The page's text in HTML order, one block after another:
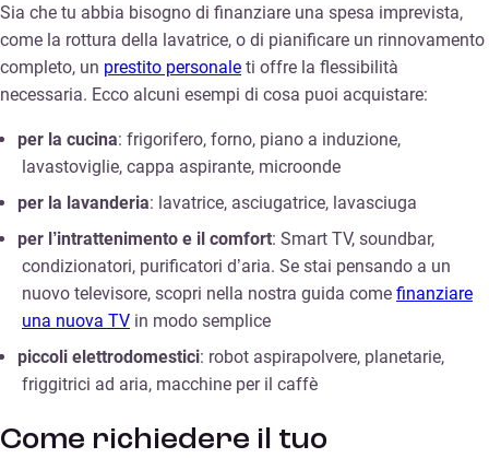
Sia che tu abbia bisogno di finanziare una spesa imprevista,
come la rottura della lavatrice, o di pianificare un rinnovamento
completo, un prestito personale ti offre la flessibilità
necessaria. Ecco alcuni esempi di cosa puoi acquistare:
per la cucina: frigorifero, forno, piano a induzione,
lavastoviglie, cappa aspirante, microonde
per la lavanderia: lavatrice, asciugatrice, lavasciuga
per l’intrattenimento e il comfort: Smart TV, soundbar,
condizionatori, purificatori d’aria. Se stai pensando a un
nuovo televisore, scopri nella nostra guida come finanziare
una nuova TV in modo semplice
piccoli elettrodomestici: robot aspirapolvere, planetarie,
friggitrici ad aria, macchine per il caffè
Come richiedere il tuo